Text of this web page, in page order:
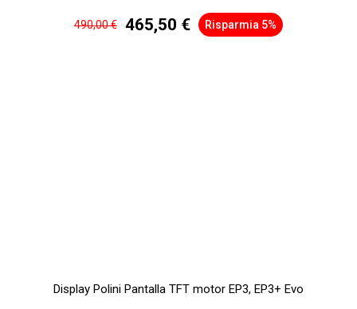
490,00 € 465,50 € Risparmia 5%
Display Polini Pantalla TFT motor EP3, EP3+ Evo